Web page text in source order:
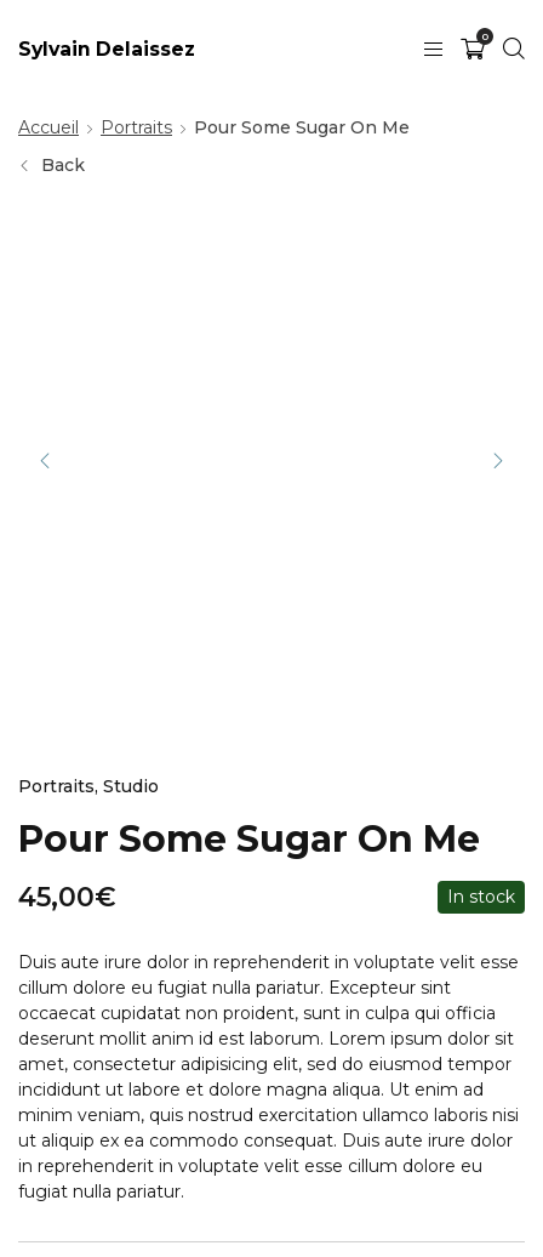
Sylvain Delaissez
0
Accueil Portraits
Pour Some Sugar On Me
Back
Portraits, Studio
Pour Some Sugar On Me
45,00€ In stock
Duis aute irure dolor in reprehenderit in voluptate velit esse
cillum dolore eu fugiat nulla pariatur. Excepteur sint
occaecat cupidatat non proident, sunt in culpa qui officia
deserunt mollit anim id est laborum. Lorem ipsum dolor sit
amet, consectetur adipisicing elit, sed do eiusmod tempor
incididunt ut labore et dolore magna aliqua. Ut enim ad
minim veniam, quis nostrud exercitation ullamco laboris nisi
ut aliquip ex ea commodo consequat. Duis aute irure dolor
in reprehenderit in voluptate velit esse cillum dolore eu
fugiat nulla pariatur.